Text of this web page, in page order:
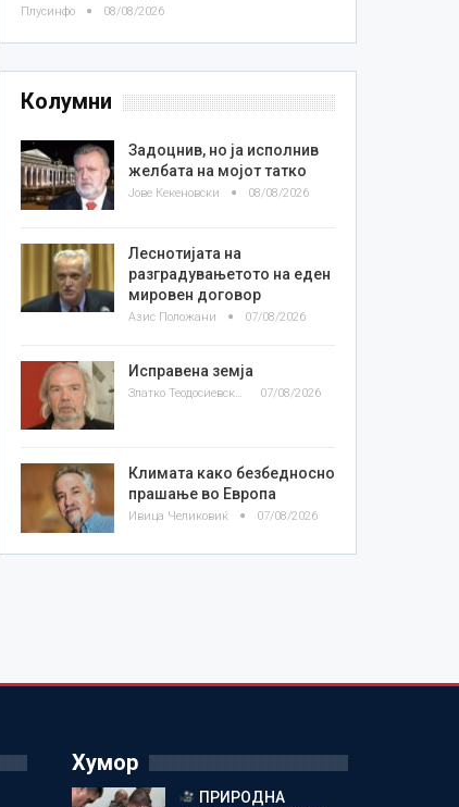
Плусинфо 08/08/2026
Колумни
Задоцнив, но ја исполнив
желбата на мојот татко
Јове Кекеновски 08/08/2026
Леснотијата на
разградувањетото на еден
мировен договор
Азис Положани 07/08/2026
Исправена земја
Златко Теодосиевски 07/08/2026
Климата како безбедносно
прашање во Европа
Ивица Челиковиќ 07/08/2026
Хумор
ПРИРОДНА